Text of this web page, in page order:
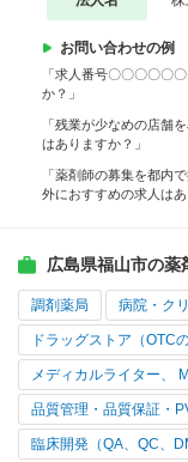
お問い合わせの例
「求人番号〇〇〇〇〇
か？」
「残業が少なめの店舗
はありますか？」
「薬剤師の募集を都内
外におすすめの求人は
広島県福山市の薬
調剤薬局 病院・ク
ドラッグストア（OTCの
メディカルライター、
品質管理・品質保証・
臨床開発（QA、QC、